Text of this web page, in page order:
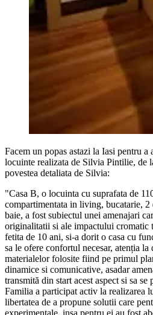
Facem un popas astazi la Iasi pentru a
locuinte realizata de Silvia Pintilie, de
povestea detaliata de Silvia:
"Casa B, o locuinta cu suprafata de
compartimentata in living, bucatarie,
baie, a fost subiectul unei amenajari
originalitatii si ale impactului cromatic
fetita de 10 ani, si-a dorit o casa cu
sa le ofere confortul necesar, atenția
materialelor folosite fiind pe primul
dinamice si comunicative, asadar
transmită din start acest aspect si sa se
Familia a participat activ la realizarea
libertatea de a propune solutii care
experimentale, insa pentru ei au fost